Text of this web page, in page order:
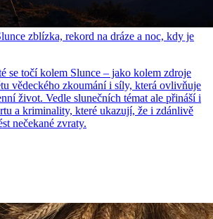
zblízka, rekord na dráze a noc, kdy je
se točí kolem Slunce – jako kolem zdroje
vědeckého zkoumání i síly, která ovlivňuje
život. Vedle slunečních témat ale přináší i
a kriminality, které ukazují, že i zdánlivě
nečekané zvraty.